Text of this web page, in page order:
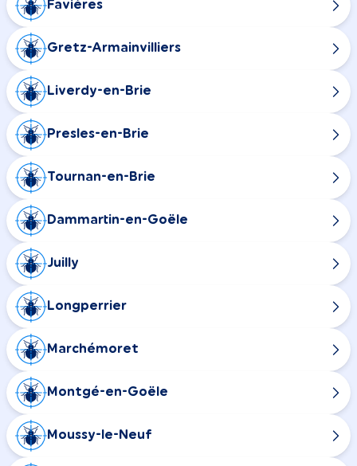
Favières
Gretz-Armainvilliers
Liverdy-en-Brie
Presles-en-Brie
Tournan-en-Brie
Dammartin-en-Goële
Juilly
Longperrier
Marchémoret
Montgé-en-Goële
Moussy-le-Neuf